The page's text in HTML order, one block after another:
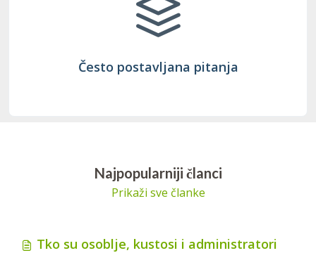
Često postavljana pitanja
Najpopularniji članci
Prikaži sve članke
Tko su osoblje, kustosi i administratori